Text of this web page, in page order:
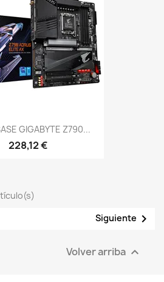
GIGABYTE Z790...
228,12 €
Siguiente 
Volver arriba 